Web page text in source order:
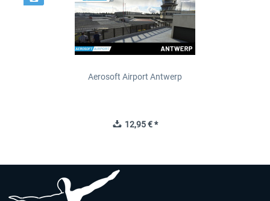
Aerosoft Airport Antwerp
12,95 € *